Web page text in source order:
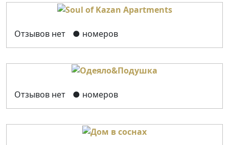
Отзывов нет ● номеров
Отзывов нет ● номеров